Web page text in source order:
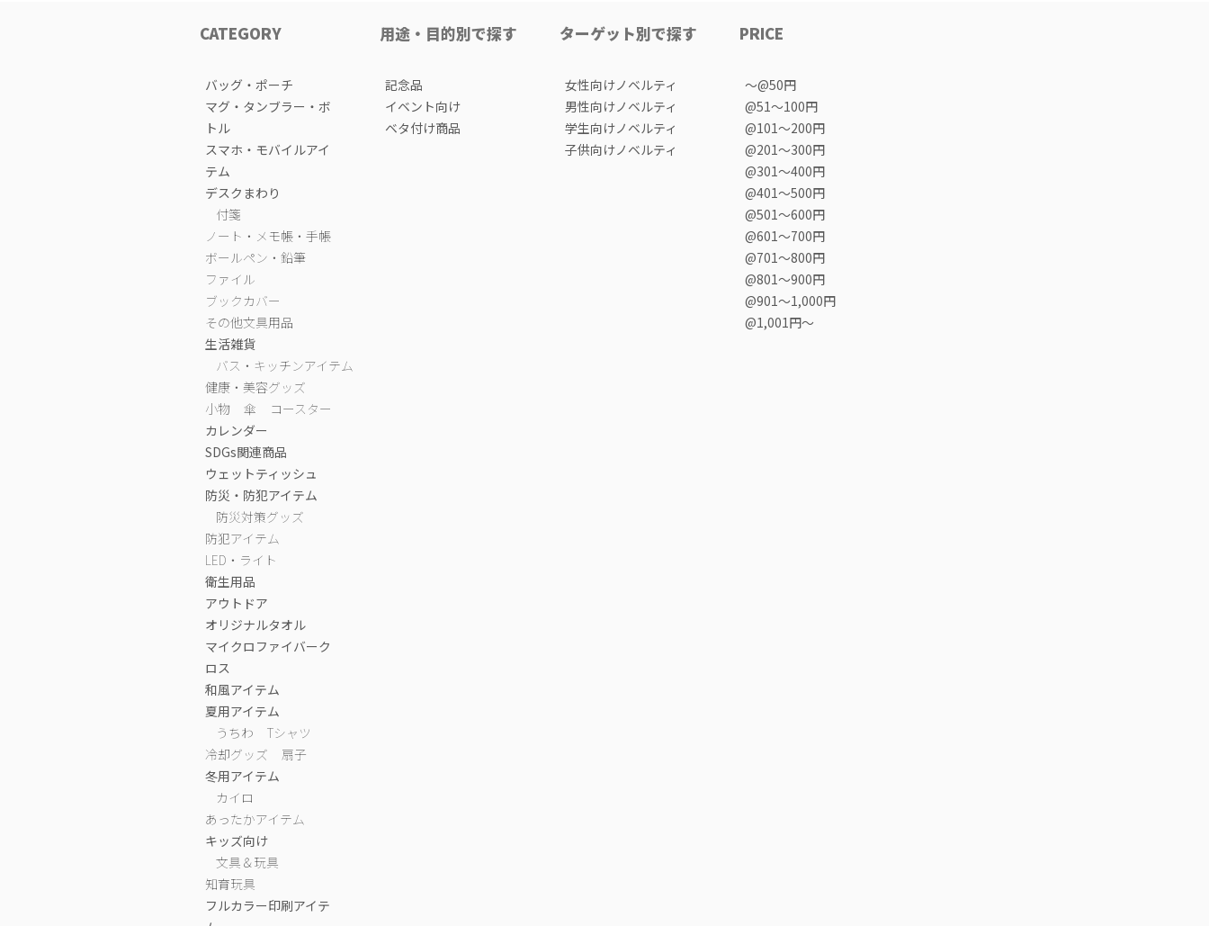
CATEGORY
バッグ・ポーチ
マグ・タンブラー・ボ
トル
スマホ・モバイルアイ
テム
デスクまわり
付箋
ノート・メモ帳・手帳
ボールペン・鉛筆
ファイル
ブックカバー
その他文具用品
生活雑貨
バス・キッチンアイテム
健康・美容グッズ
小物
傘
コースター
カレンダー
SDGs関連商品
ウェットティッシュ
防災・防犯アイテム
防災対策グッズ
防犯アイテム
LED・ライト
衛生用品
アウトドア
オリジナルタオル
マイクロファイバーク
ロス
和風アイテム
夏用アイテム
うちわ
Tシャツ
冷却グッズ
扇子
冬用アイテム
カイロ
あったかアイテム
キッズ向け
文具＆玩具
知育玩具
フルカラー印刷アイテ
用途・目的別で探す
記念品
イベント向け
ベタ付け商品
ターゲット別で探す
女性向けノベルティ
男性向けノベルティ
学生向けノベルティ
子供向けノベルティ
PRICE
〜@50円
@51〜100円
@101〜200円
@201〜300円
@301〜400円
@401〜500円
@501〜600円
@601〜700円
@701〜800円
@801〜900円
@901〜1,000円
@1,001円〜